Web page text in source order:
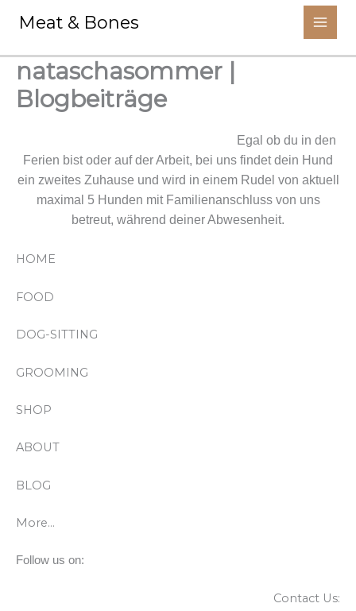
Meat & Bones
nataschasommer |
Blogbeiträge
Egal ob du in den
Ferien bist oder auf der Arbeit, bei uns findet dein Hund
ein zweites Zuhause und wird in einem Rudel von aktuell
maximal 5 Hunden mit Familienanschluss von uns
betreut, während deiner Abwesenheit.
HOME
FOOD
DOG-SITTING
GROOMING
SHOP
ABOUT
BLOG
More…
Follow us on:
Contact Us: